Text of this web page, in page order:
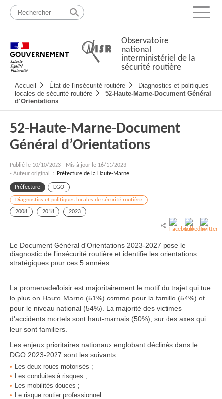
Passer
contenu
Menu
Observatoire
national
interministériel de la
sécurité routière
principale
Accueil État de l'insécurité routière
Diagnostics et politiques
locales de sécurité routière
52-Haute-Marne-Document Général
d’Orientations
52-Haute-Marne-Document
Général d’Orientations
Publié le 10/10/2023 - Mis à jour le 16/11/2023
- Auteur original :
Préfecture de la Haute-Marne
Préfecture DGO
Diagnostics et politiques locales de sécurité routière
2008
2018 2023
Le Document Général d'Orientations 2023-2027 pose le
diagnostic de l'insécurité routière et identifie les orientations
stratégiques pour ces 5 années.
La promenade/loisir est majoritairement le motif du trajet qui tue
le plus en Haute-Marne (51%) comme pour la famille (54%) et
pour le niveau national (54%). La majorité des victimes
d'accidents mortels sont haut-marnais (50%), sur des axes qui
leur sont familiers.
Les enjeux prioritaires nationaux englobant déclinés dans le
DGO 2023-2027 sont les suivants :
Les deux roues motorisés ;
Les conduites à risques ;
Les mobilités douces ;
Le risque routier professionnel.